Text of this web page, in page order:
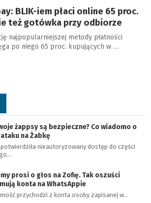
BLIK-iem płaci online 65 proc.
też gotówka przy odbiorze
najpopularniejszej metody płatności
po niego 65 proc. kupujących w …
żappsy są bezpieczne? Co wiadomo o
na Żabkę
potwierdziła nieautoryzowany dostęp do części
prosi o głos na Zofię. Tak oszuści
konta na WhatsAppie
przychodzi z konta osoby zapisanej w…